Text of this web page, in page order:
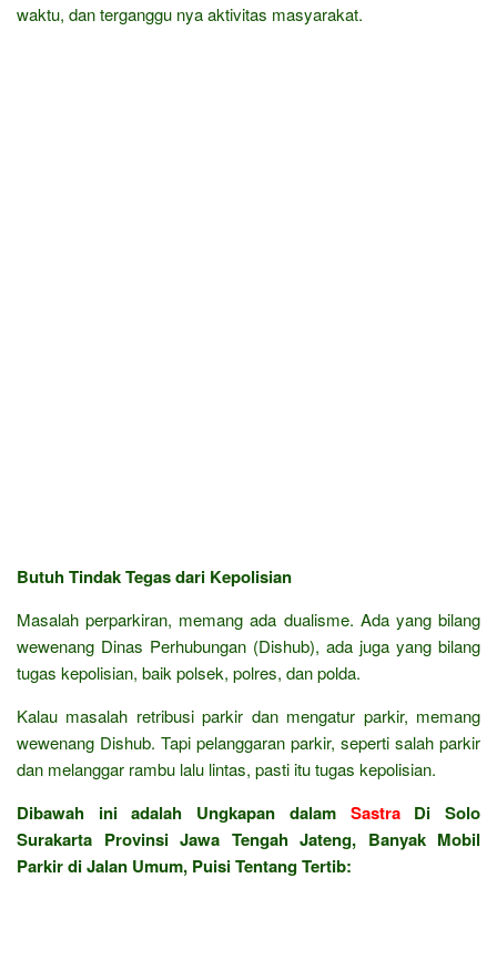
waktu, dan terganggu nya aktivitas masyarakat.
Butuh Tindak Tegas dari Kepolisian
Masalah perparkiran, memang ada dualisme. Ada yang bilang
wewenang Dinas Perhubungan (Dishub), ada juga yang bilang
tugas kepolisian, baik polsek, polres, dan polda.
Kalau masalah retribusi parkir dan mengatur parkir, memang
wewenang Dishub. Tapi pelanggaran parkir, seperti salah parkir
dan melanggar rambu lalu lintas, pasti itu tugas kepolisian.
Dibawah ini adalah Ungkapan dalam SastraDi Solo
Surakarta Provinsi Jawa Tengah Jateng, Banyak Mobil
Parkir di Jalan Umum, Puisi Tentang Tertib: